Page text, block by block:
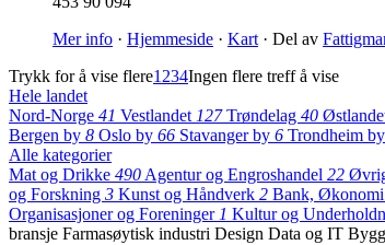
Mer info · Hjemmeside · Kart · Del av
Trykk for å vise flere1 234Ingen flere treff å vise
Hele landet
Nord-Norge 41 Vestlandet 127 Trøndelag 40
Bergen by 8 Oslo by 66 Stavanger by 6 Trondheim by
Alle kategorier
Mat og Drikke 490 Agentur og Engroshandel 22
og Forskning 3 Kunst og Håndverk 2 Bank,
Organisasjoner og Foreninger 1 Kultur og
bransje Farmasøytisk industri Design Data og IT